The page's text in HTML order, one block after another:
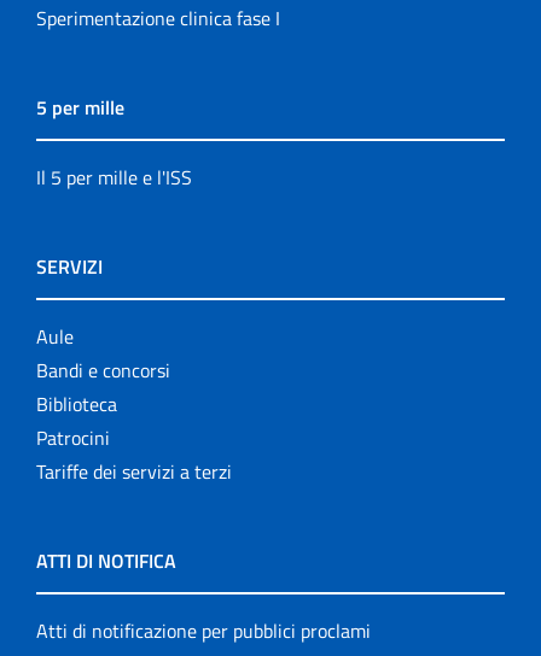
Sperimentazione clinica fase I
5 per mille
Il 5 per mille e l'ISS
SERVIZI
Aule
Bandi e concorsi
Biblioteca
Patrocini
Tariffe dei servizi a terzi
ATTI DI NOTIFICA
Atti di notificazione per pubblici proclami